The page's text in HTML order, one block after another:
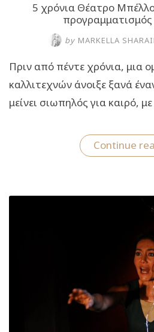
5 χρόνια Θέατρο
by MARKELLA
Πριν από πέντε χρόνια, μια
καλλιτεχνών άνοιξε ξανά
μείνει σιωπηλός για καιρό,
Continue